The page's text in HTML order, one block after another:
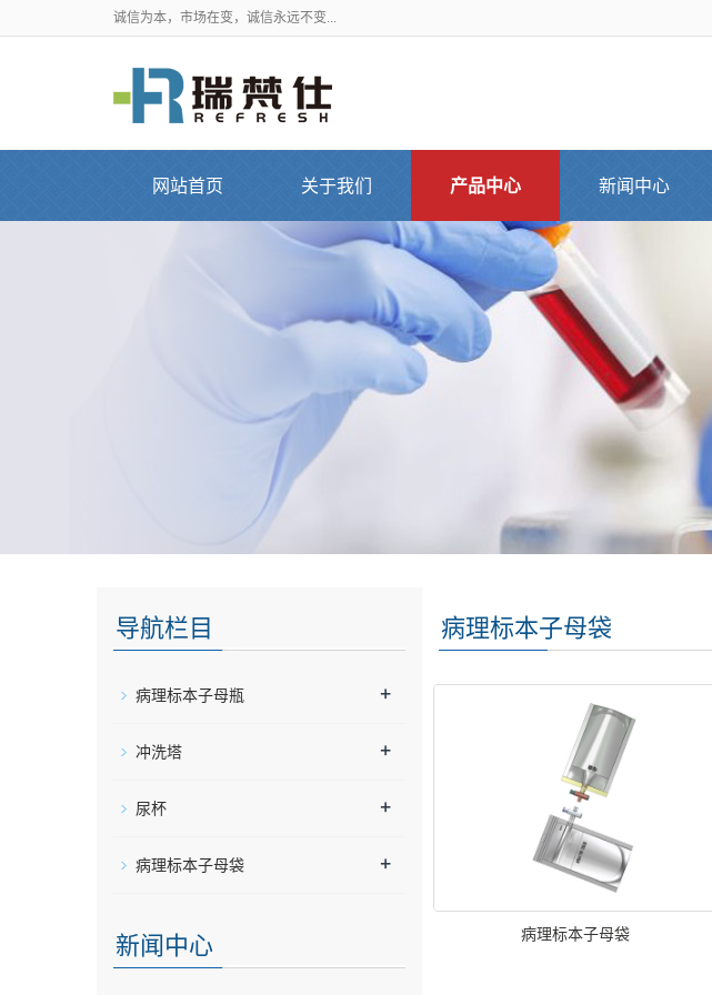
诚信为本，市场在变，诚信永远不变...
网站首页 关于我们 产品中心 新闻中心
病理标本子母袋
病理标本子母袋
导航栏目
病理标本子母瓶 +
冲洗塔 +
尿杯 +
病理标本子母袋 +
新闻中心